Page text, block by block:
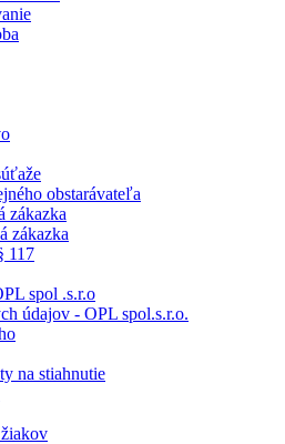
obstarávateľa
zákazka
zákazka
117
spol .s.r.o
údajov - OPL spol.s.r.o.
na stiahnutie